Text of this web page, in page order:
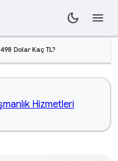
dark_mode menu
498 Dolar Kaç TL?